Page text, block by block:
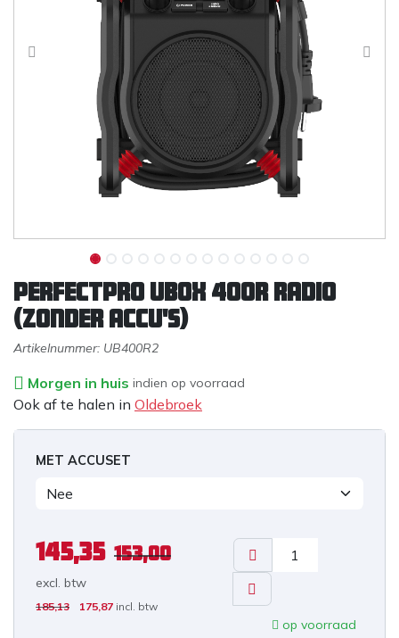
PERFECTPRO Ubox 400R radio
(zonder accu's)
Artikelnummer: UB400R2
Morgen in huis indien op voorraad
Ook af te halen in Oldebroek
MET ACCUSET
145,35 153,00
excl. btw
185,13 175,87 incl. btw
op voorraad